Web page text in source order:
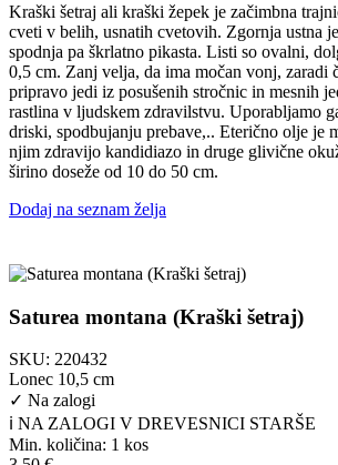
Kraški šetraj ali kraški žepek je začimbna
cveti v belih, usnatih cvetovih. Zgornja ustna
spodnja pa škrlatno pikasta. Listi so ovalni,
0,5 cm. Zanj velja, da ima močan vonj, zaradi
pripravo jedi iz posušenih stročnic in mesnih
rastlina v ljudskem zdravilstvu. Uporabljamo
driski, spodbujanju prebave,.. Eterično olje je
njim zdravijo kandidiazo in druge glivične
širino doseže od 10 do 50 cm.
Dodaj na seznam želja
Saturea montana (Kraški šetraj)
SKU: 220432
Lonec 10,5 cm
✓ Na zalogi
ℹ️ NA ZALOGI V DREVESNICI STARŠE
Min. količina: 1 kos